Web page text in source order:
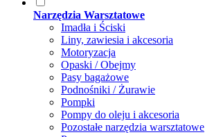
Narzędzia Warsztatowe
Imadła i Ściski
Liny, zawiesia i akcesoria
Motoryzacja
Opaski / Obejmy
Pasy bagażowe
Podnośniki / Żurawie
Pompki
Pompy do oleju i akcesoria
Pozostałe narzędzia warsztatowe